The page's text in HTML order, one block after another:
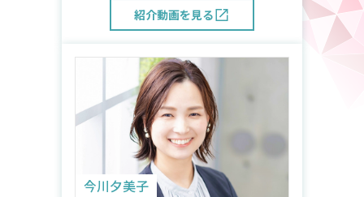
紹介動画を見る
今川夕美子